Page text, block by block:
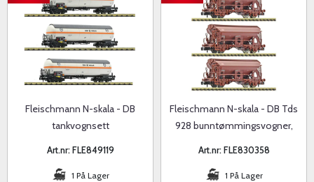
Fleischmann N-skala - DB
tankvognsett
Art.nr: FLE849119
1 På Lager
Fleischmann N-skala - DB Tds
928 bunntømmingsvogner,
Art.nr: FLE830358
1 På Lager